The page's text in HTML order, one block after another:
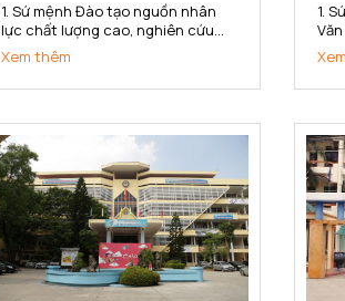
1. Sứ mệnh Đào tạo nguồn nhân
lực chất lượng cao, nghiên cứu
khoa học và chuyển giao công
nghệ phục vụ cho sự nghiệp phát
triển kinh tế - xã hội. Bảo tồn và
dân tộc. 2. Tầm nhìn Đến năm...
Xem thêm
1.
tạo
cơ